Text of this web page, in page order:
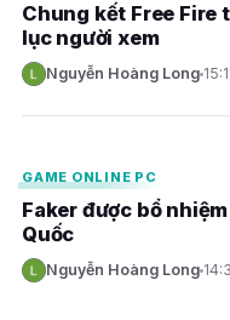
Chung kết Free Fire
lục người xem
N Nguyễn Hoàng Long
GAME ONLINE PC
Faker được bổ
Quốc
N Nguyễn Hoàng Long